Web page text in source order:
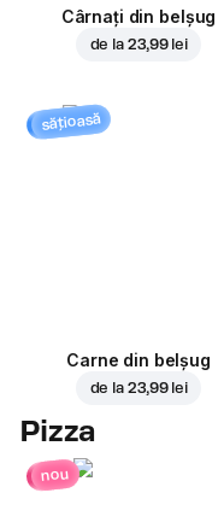
Cârnați din belșug
de la 23,99 lei
sățioasă
Carne din belșug
de la 23,99 lei
Pizza
nou